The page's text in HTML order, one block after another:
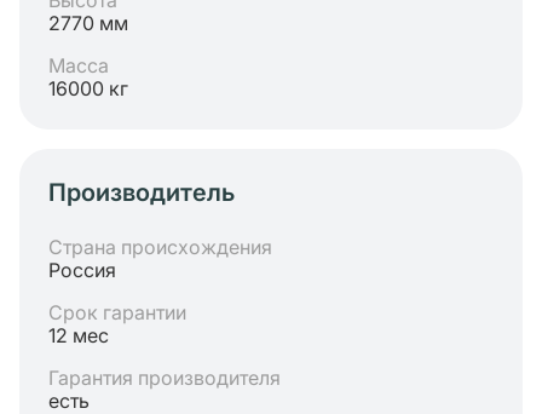
2770 мм
Масса
16000 кг
Производитель
Страна происхождения
Россия
Срок гарантии
12 мес
Гарантия производителя
есть